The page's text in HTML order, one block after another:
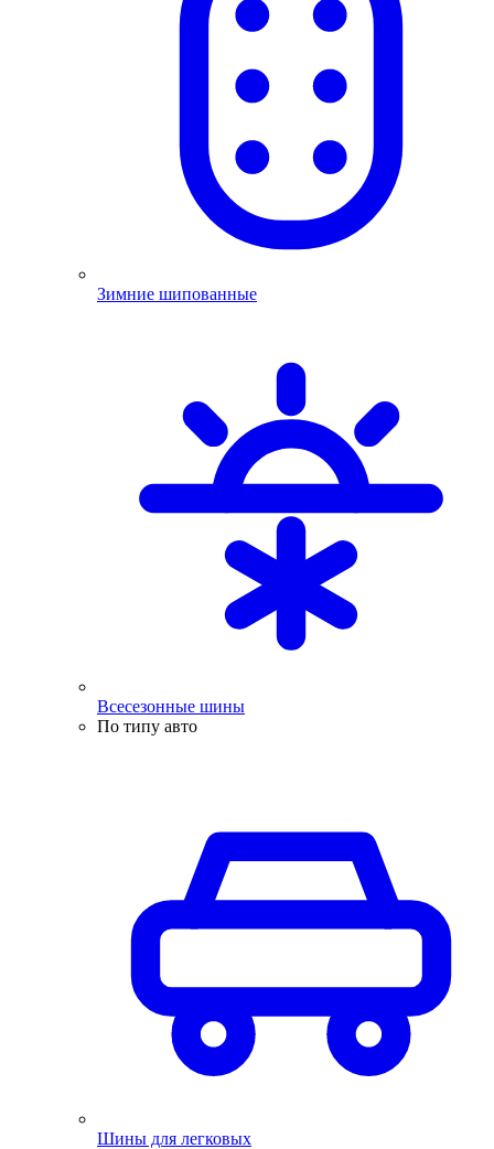
Зимние шипованные
Всесезонные шины
По типу авто
Шины для легковых